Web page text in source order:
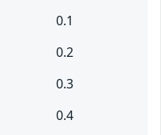
0.1
0.2
0.3
0.4